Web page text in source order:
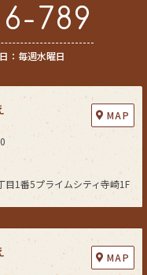
789
：毎週水曜日
目1番5プライムシティ寺崎1F
MAP
MAP